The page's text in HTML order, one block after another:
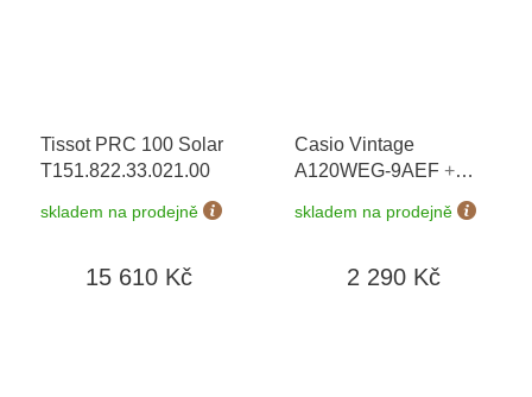
Tissot PRC 100 Solar
T151.822.33.021.00
skladem na prodejně
15 610 Kč
Casio Vintage
A120WEG-9AEF +
možnost výměny do 90
dní + doprava zdarma
skladem na prodejně
2 290 Kč